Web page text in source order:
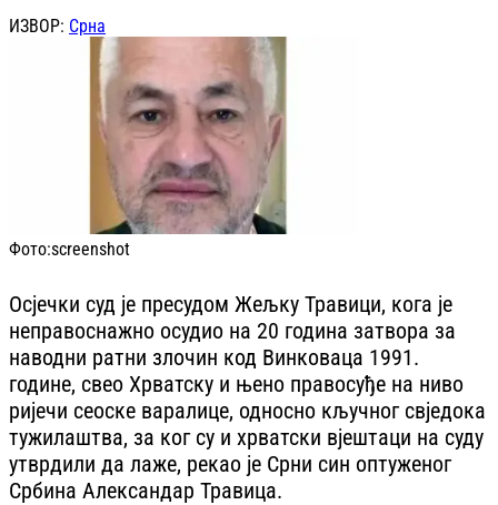
ИЗВОР: Срна
Фото:screenshot
Осјечки суд је пресудом Жељку Травици, кога је
неправоснажно осудио на 20 година затвора за
наводни ратни злочин код Винковаца 1991.
године, свео Хрватску и њено правосуђе на ниво
ријечи сеоске варалице, односно кључног свједока
тужилаштва, за ког су и хрватски вјештаци на суду
утврдили да лаже, рекао је Срни син оптуженог
Србина Александар Травица.